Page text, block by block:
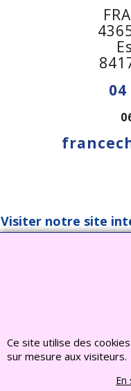
04
Visiter notre site
Statue,
Ce site utilise des
sur mesure aux visiteurs.
En